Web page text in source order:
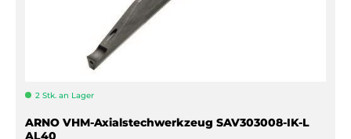
2 Stk. an Lager
ARNO VHM-Axialstechwerkzeug SAV303008-IK-L
AL40